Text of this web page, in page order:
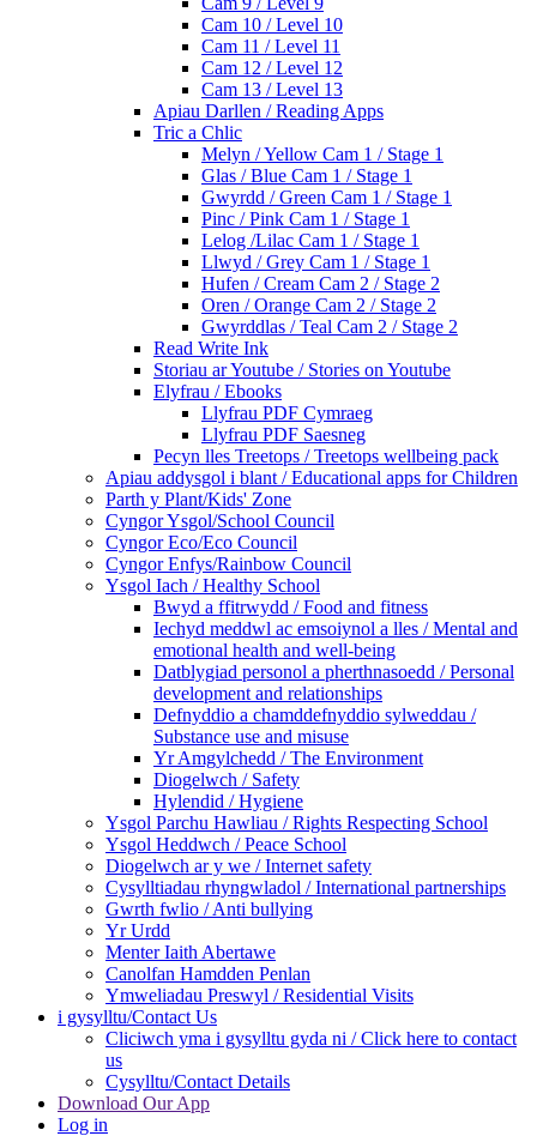
Cam 10 / Level 10
Cam 11 / Level 11
Cam 12 / Level 12
Cam 13 / Level 13
Apiau Darllen / Reading Apps
Tric a Chlic
Melyn / Yellow Cam 1 / Stage 1
Glas / Blue Cam 1 / Stage 1
Gwyrdd / Green Cam 1 / Stage 1
Pinc / Pink Cam 1 / Stage 1
Lelog /Lilac Cam 1 / Stage 1
Llwyd / Grey Cam 1 / Stage 1
Hufen / Cream Cam 2 / Stage 2
Oren / Orange Cam 2 / Stage 2
Gwyrddlas / Teal Cam 2 / Stage 2
Read Write Ink
Storiau ar Youtube / Stories on Youtube
Elyfrau / Ebooks
Llyfrau PDF Cymraeg
Llyfrau PDF Saesneg
Pecyn lles Treetops / Treetops wellbeing pack
Apiau addysgol i blant / Educational apps for Children
Parth y Plant/Kids' Zone
Cyngor Ysgol/School Council
Cyngor Eco/Eco Council
Cyngor Enfys/Rainbow Council
Ysgol Iach / Healthy School
Bwyd a ffitrwydd / Food and fitness
Iechyd meddwl ac emsoiynol a lles / Mental and
emotional health and well-being
Datblygiad personol a pherthnasoedd / Personal
development and relationships
Defnyddio a chamddefnyddio sylweddau /
Substance use and misuse
Yr Amgylchedd / The Environment
Diogelwch / Safety
Hylendid / Hygiene
Ysgol Parchu Hawliau / Rights Respecting School
Ysgol Heddwch / Peace School
Diogelwch ar y we / Internet safety
Cysylltiadau rhyngwladol / International partnerships
Gwrth fwlio / Anti bullying
Yr Urdd
Menter Iaith Abertawe
Canolfan Hamdden Penlan
Ymweliadau Preswyl / Residential Visits
i gysylltu/Contact Us
Cliciwch yma i gysylltu gyda ni / Click here to contact
us
Cysylltu/Contact Details
Download Our App
Log in